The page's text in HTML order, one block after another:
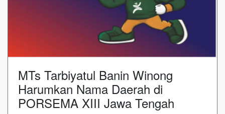
MTs Tarbiyatul Banin Winong
Harumkan Nama Daerah di
PORSEMA XIII Jawa Tengah